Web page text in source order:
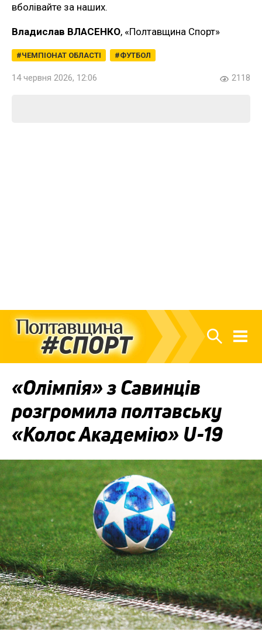
вболівайте за наших.
Владислав ВЛАСЕНКО, «Полтавщина Спорт»
ЧЕМПІОНАТ ОБЛАСТІ ФУТБОЛ
14 червня 2026, 12:06 2118
«Олімпія» з Савинців
розгромила полтавську
«Колос Академію» U-19